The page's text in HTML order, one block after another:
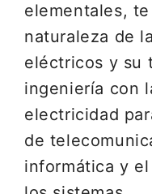
elementales,
naturaleza de
eléctricos y su
ingeniería con
electricidad
de
informática y